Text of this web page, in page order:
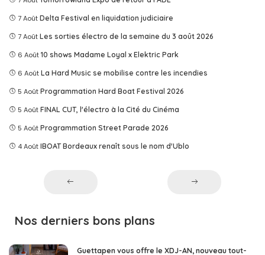
7 Août Delta Festival en liquidation judiciaire
7 Août Les sorties électro de la semaine du 3 août 2026
6 Août 10 shows Madame Loyal x Elektric Park
6 Août La Hard Music se mobilise contre les incendies
5 Août Programmation Hard Boat Festival 2026
5 Août FINAL CUT, l'électro à la Cité du Cinéma
5 Août Programmation Street Parade 2026
4 Août IBOAT Bordeaux renaît sous le nom d'Ublo
Nos derniers bons plans
Guettapen vous offre le XDJ-AN, nouveau tout-